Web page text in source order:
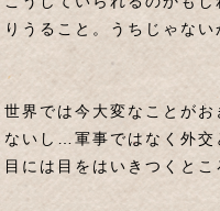
りうること。うちじゃな
世界では今大変なことが
ないし…軍事ではなく外交
目には目をはいきつくと